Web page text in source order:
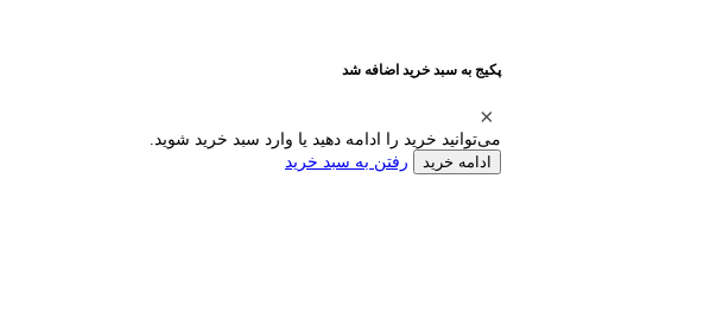
پکیج به سبد خرید اضافه شد
می‌توانید خرید را ادامه دهید یا وارد سبد خرید شوید.
ادامه خرید رفتن به سبد خرید